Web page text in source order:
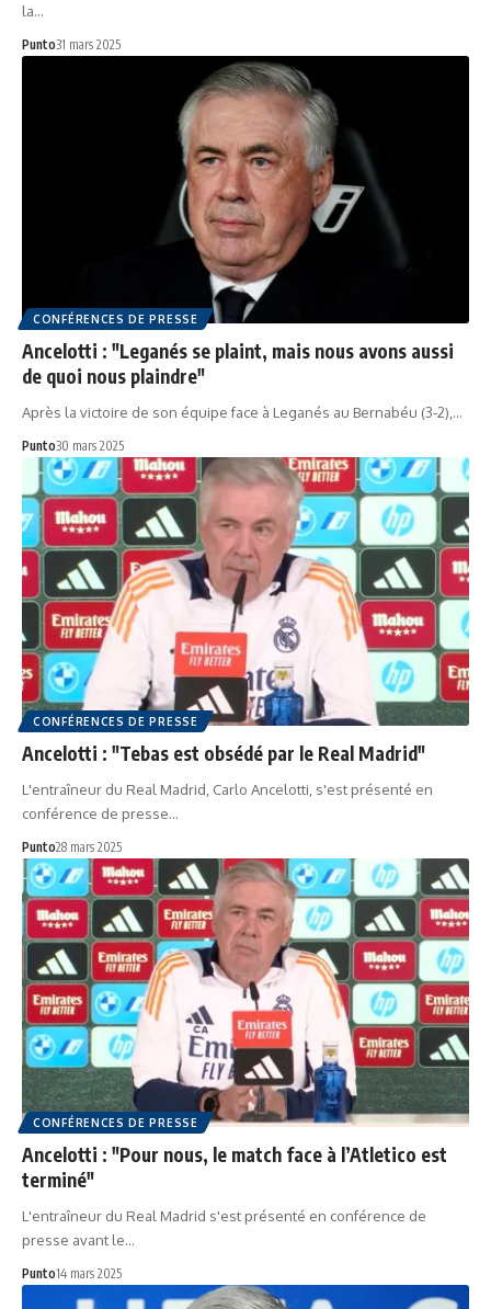
la…
Punto31 mars 2025
CONFÉRENCES DE PRESSE
Ancelotti : "Leganés se plaint, mais nous avons aussi
de quoi nous plaindre"
Après la victoire de son équipe face à Leganés au Bernabéu (3-2),…
Punto30 mars 2025
CONFÉRENCES DE PRESSE
Ancelotti : "Tebas est obsédé par le Real Madrid"
L'entraîneur du Real Madrid, Carlo Ancelotti, s'est présenté en
conférence de presse…
Punto28 mars 2025
CONFÉRENCES DE PRESSE
Ancelotti : "Pour nous, le match face à l’Atletico est
terminé"
L'entraîneur du Real Madrid s'est présenté en conférence de
presse avant le…
Punto14 mars 2025